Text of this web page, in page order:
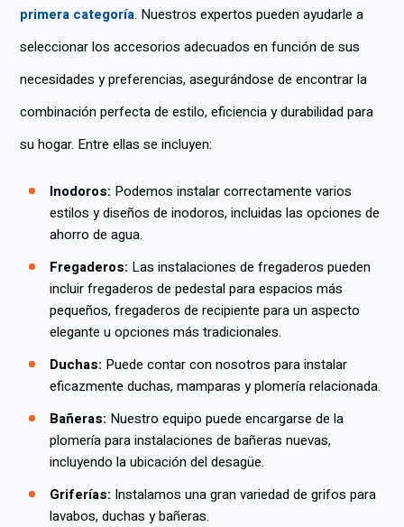
primera categoría. Nuestros expertos pueden ayudarle a
seleccionar los accesorios adecuados en función de sus
necesidades y preferencias, asegurándose de encontrar la
combinación perfecta de estilo, eficiencia y durabilidad para
su hogar. Entre ellas se incluyen:
Inodoros: Podemos instalar correctamente varios
estilos y diseños de inodoros, incluidas las opciones de
ahorro de agua.
Fregaderos: Las instalaciones de fregaderos pueden
incluir fregaderos de pedestal para espacios más
pequeños, fregaderos de recipiente para un aspecto
elegante u opciones más tradicionales.
Duchas: Puede contar con nosotros para instalar
eficazmente duchas, mamparas y plomería relacionada.
Bañeras: Nuestro equipo puede encargarse de la
plomería para instalaciones de bañeras nuevas,
incluyendo la ubicación del desagüe.
Griferías: Instalamos una gran variedad de grifos para
lavabos, duchas y bañeras.